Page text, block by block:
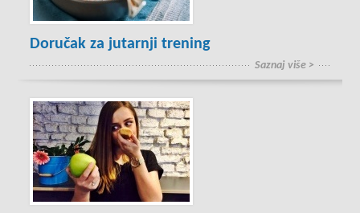
Doručak za jutarnji trening
Saznaj više >